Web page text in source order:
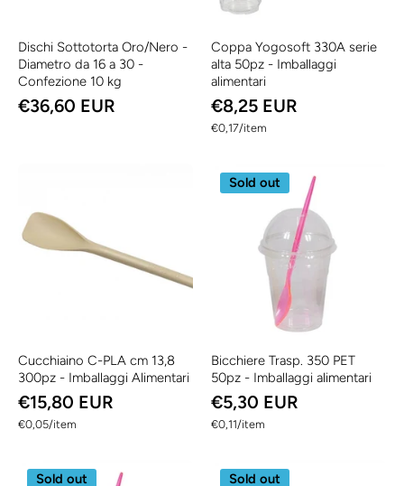
Dischi Sottotorta Oro/Nero -
Diametro da 16 a 30 -
Confezione 10 kg
€36,60 EUR
Coppa Yogosoft 330A serie
alta 50pz - Imballaggi
alimentari
€8,25 EUR
€0,17/
per item
Cucchiaino C-PLA cm 13,8
300pz - Imballaggi Alimentari
€15,80 EUR
€0,05/
per item
Sold out
Bicchiere Trasp. 350 PET
50pz - Imballaggi alimentari
€5,30 EUR
€0,11/
per item
Sold out Sold out